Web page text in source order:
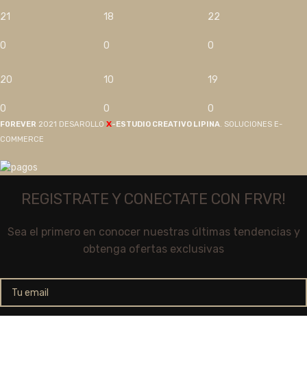
21
0
18
0
22
0
20
0
10
0
19
0
F0REVER 2021 DESAROLLO X-ESTUDIO CREATIVO LIPINA. SOLUCIONES E-
COMMERCE
REGISTRATE Y CONECTATE CON FRVR!
Sea el primero en conocer nuestras últimas tendencias y
obtenga ofertas exclusivas